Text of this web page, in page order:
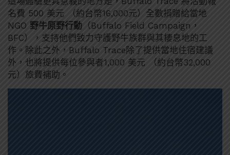
名費 500 美元 （約台幣16,000元）全數捐贈給當地
NGO 野牛原野行動 （Buffalo Field Campaign，
BFC），支持他們致力守護野牛族群與其棲息地的工
作。除此之外，Buffalo Trace除了提供當地住宿建議
外，也將提供每位參與者1,000 美元 （約台幣32,000
元）旅費補助。